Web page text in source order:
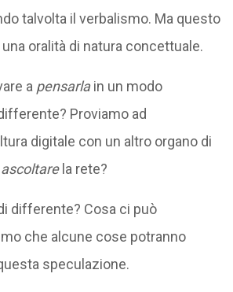
talvolta il verbalismo. Ma questo
una oralità di natura concettuale.
a pensarlain un modo
Proviamo ad
digitale con un altro organo di
ascoltare la rete?
differente? Cosa ci può
che alcune cose potranno
speculazione.